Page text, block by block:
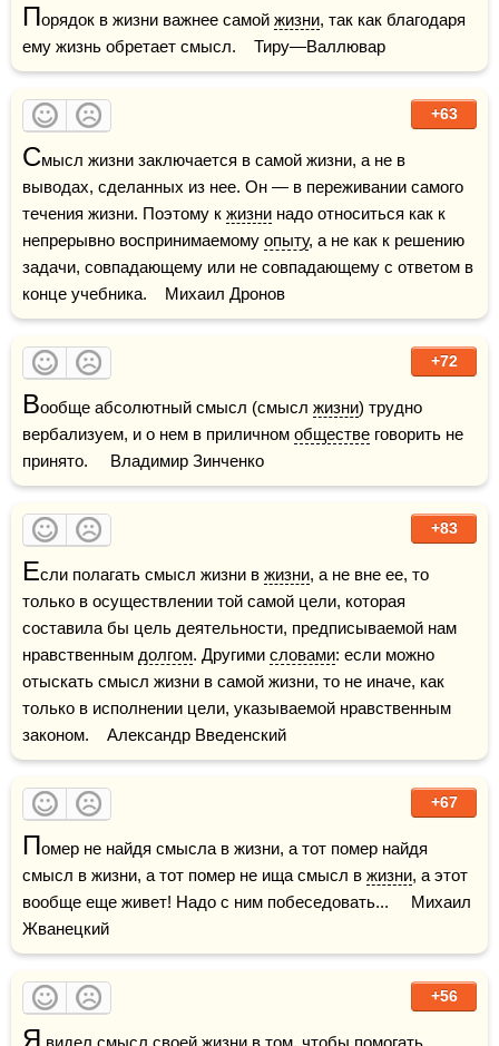
Порядок в жизни важнее самой жизни, так как благодаря
ему жизнь обретает смысл.    Тиру—Валлювар
+63
Смысл жизни заключается в самой жизни, а не в
выводах, сделанных из нее. Он — в переживании самого
течения жизни. Поэтому к жизни надо относиться как к
непрерывно воспринимаемому опыту, а не как к решению
задачи, совпадающему или не совпадающему с ответом в
конце учебника.    Михаил Дронов
+72
Вообще абсолютный смысл (смысл жизни) трудно
вербализуем, и о нем в приличном обществе говорить не
принято.     Владимир Зинченко
+83
Если полагать смысл жизни в жизни, а не вне ее, то
только в осуществлении той самой цели, которая
составила бы цель деятельности, предписываемой нам
нравственным долгом. Другими словами: если можно
отыскать смысл жизни в самой жизни, то не иначе, как
только в исполнении цели, указываемой нравственным
законом.    Александр Введенский
+67
Помер не найдя смысла в жизни, а тот помер найдя
смысл в жизни, а тот помер не ища смысл в жизни, а этот
вообще еще живет! Надо с ним побеседовать...     Михаил
Жванецкий
+56
Я видел смысл своей жизни в том, чтобы помогать